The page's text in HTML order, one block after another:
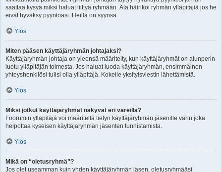
saattaa kysyä miksi haluat liittyä ryhmään. Älä häiriköi ryhmän ylläpitäjiä jos he
eivät hyväksy pyyntöäsi. Heillä on syynsä.
Ylös
Miten pääsen käyttäjäryhmän johtajaksi?
Käyttäjäryhmän johtaja on yleensä määritelty, kun käyttäjäryhmät on alunperin
luotu ylläpitäjän toimesta. Jos haluat luoda käyttäjäryhmän, ensimmäinen
yhteyshenkilösi tulisi olla ylläpitäjä. Kokeile yksityisviestin lähettämistä.
Ylös
Miksi jotkut käyttäjäryhmät näkyvät eri väreillä?
Foorumin ylläpitäjä voi määritellä tietyn käyttäjäryhmän jäsenille värin joka
helpottaa kyseisen käyttäjäryhmän jäsenten tunnistamista.
Ylös
Mikä on “oletusryhmä”?
Jos olet useamman kuin yhden käyttäjäryhmän jäsen, oletusryhmääsi